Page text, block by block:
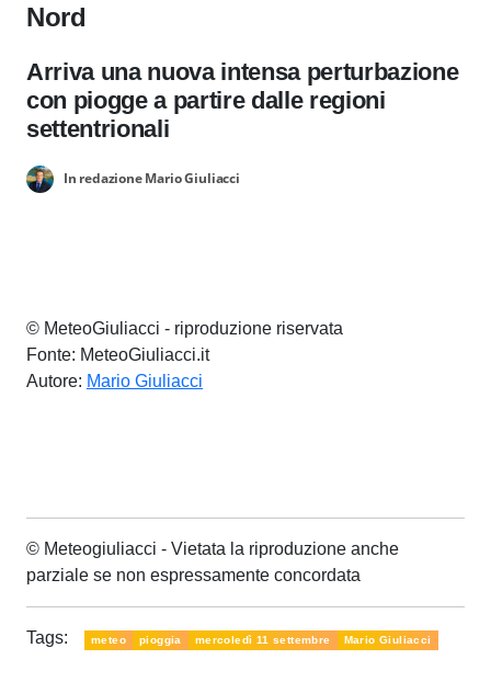
Nord
Arriva una nuova intensa perturbazione
con piogge a partire dalle regioni
settentrionali
In redazione Mario Giuliacci
© MeteoGiuliacci - riproduzione riservata
Fonte: MeteoGiuliacci.it
Autore: Mario Giuliacci
© Meteogiuliacci - Vietata la riproduzione anche
parziale se non espressamente concordata
Tags: meteo pioggia mercoledì 11 settembre Mario Giuliacci